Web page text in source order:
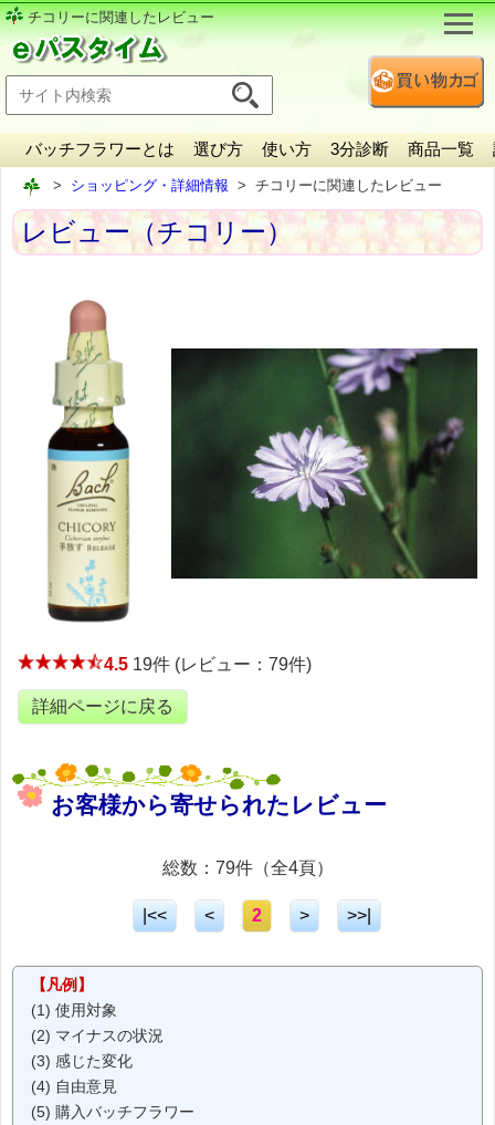
チコリーに関連したレビュー
バッチフラワーとは 選び方 使い方 3分診断 商品一覧
ショッピング・詳細情報 チコリーに関連したレビュー
レビュー（チコリー）
4.5 19件 (レビュー：79件)
詳細ページに戻る
お客様から寄せられたレビュー
総数：79件（全4頁）
|<< < 2 > >>|
【凡例】
(1) 使用対象
(2) マイナスの状況
(3) 感じた変化
(4) 自由意見
(5) 購入バッチフラワー